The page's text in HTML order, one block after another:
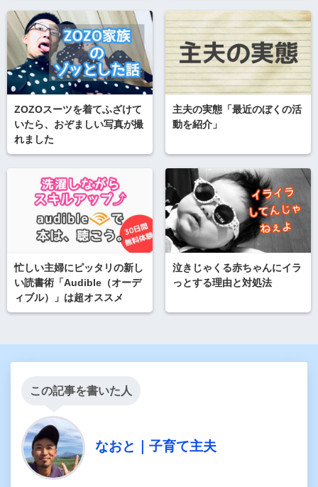
ZOZOスーツを着てふざけて
いたら、おぞましい写真が撮
れました
主夫の実態「最近のぼくの活
動を紹介」
忙しい主婦にピッタリの新し
い読書術「Audible（オーデ
ィブル）」は超オススメ
泣きじゃくる赤ちゃんにイラ
っとする理由と対処法
この記事を書いた人
なおと｜子育て主夫